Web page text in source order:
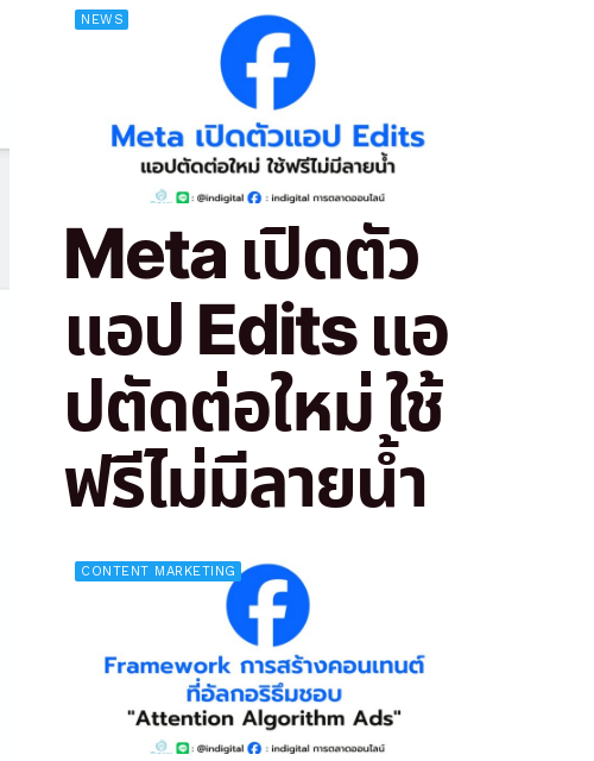
NEWS
Meta เปิดตัว
แอป Edits แอ
ปตัดต่อใหม่ ใช้
ฟรีไม่มีลายน้ำ
CONTENT MARKETING